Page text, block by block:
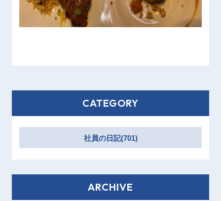
CATEGORY
社員の日記(701)
ARCHIVE